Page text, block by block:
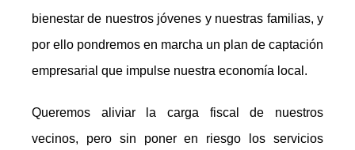
bienestar de nuestros jóvenes y nuestras familias, y
por ello pondremos en marcha un plan de captación
empresarial que impulse nuestra economía local.
Queremos aliviar la carga fiscal de nuestros
vecinos, pero sin poner en riesgo los servicios